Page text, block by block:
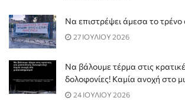
Να επιστρέψει άμεσα το
27 ΙΟΥΛΙΟΥ 2026
Να βάλουμε τέρμα στις
δολοφονίες! Καμία ανοχή στο
24 ΙΟΥΛΙΟΥ 2026